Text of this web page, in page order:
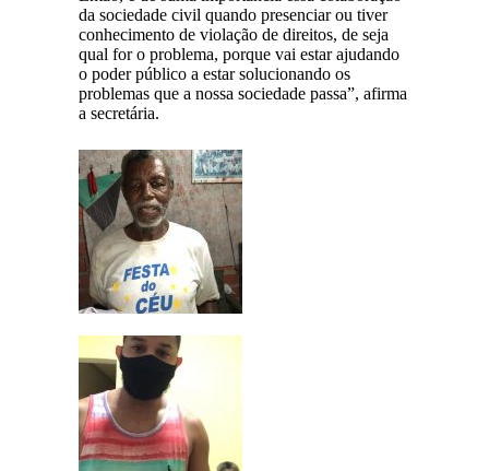
da sociedade civil quando presenciar ou tiver
conhecimento de violação de direitos, de seja
qual for o problema, porque vai estar ajudando
o poder público a estar solucionando os
problemas que a nossa sociedade passa”, afirma
a secretária.